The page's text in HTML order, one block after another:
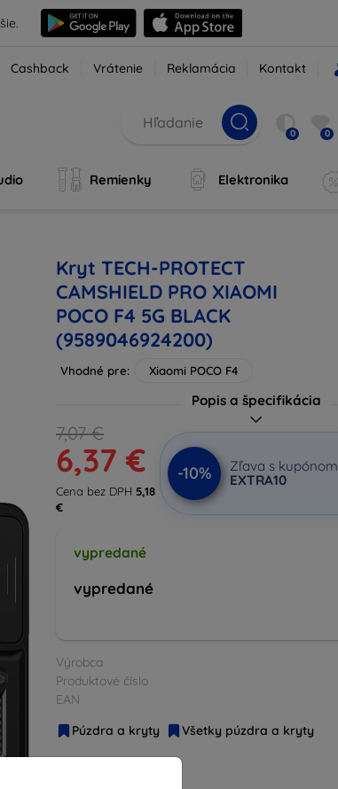
Cashback Vrátenie Reklamácia Kontakt
0 0
Remienky Elektronika
Kryt TECH-PROTECT
CAMSHIELD PRO XIAOMI
POCO F4 5G BLACK
(9589046924200)
Vhodné pre: Xiaomi POCO F4
Popis a špecifikácia
7,07 €
6,37 €
Cena bez DPH 5,18
€
-10%
Zľava s kupónom
EXTRA10
vypredané
vypredané
Výrobca
Produktové číslo
EAN
Púzdra a kryty
Všetky púzdra a kryty